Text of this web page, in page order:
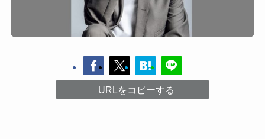
URLをコピーする